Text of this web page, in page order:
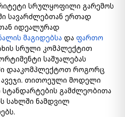
სრულყოფილი გარემოს
სავარძლებთან ერთად
იდეალურად
მაგიდებსა და ფართო
სრული კომპლექტით
საშუალებას
დააკომპლექტოთ როგორც
ავეჯი. თითოეული მოდელი
გამძლეობითა
სახლში ნამდვილ